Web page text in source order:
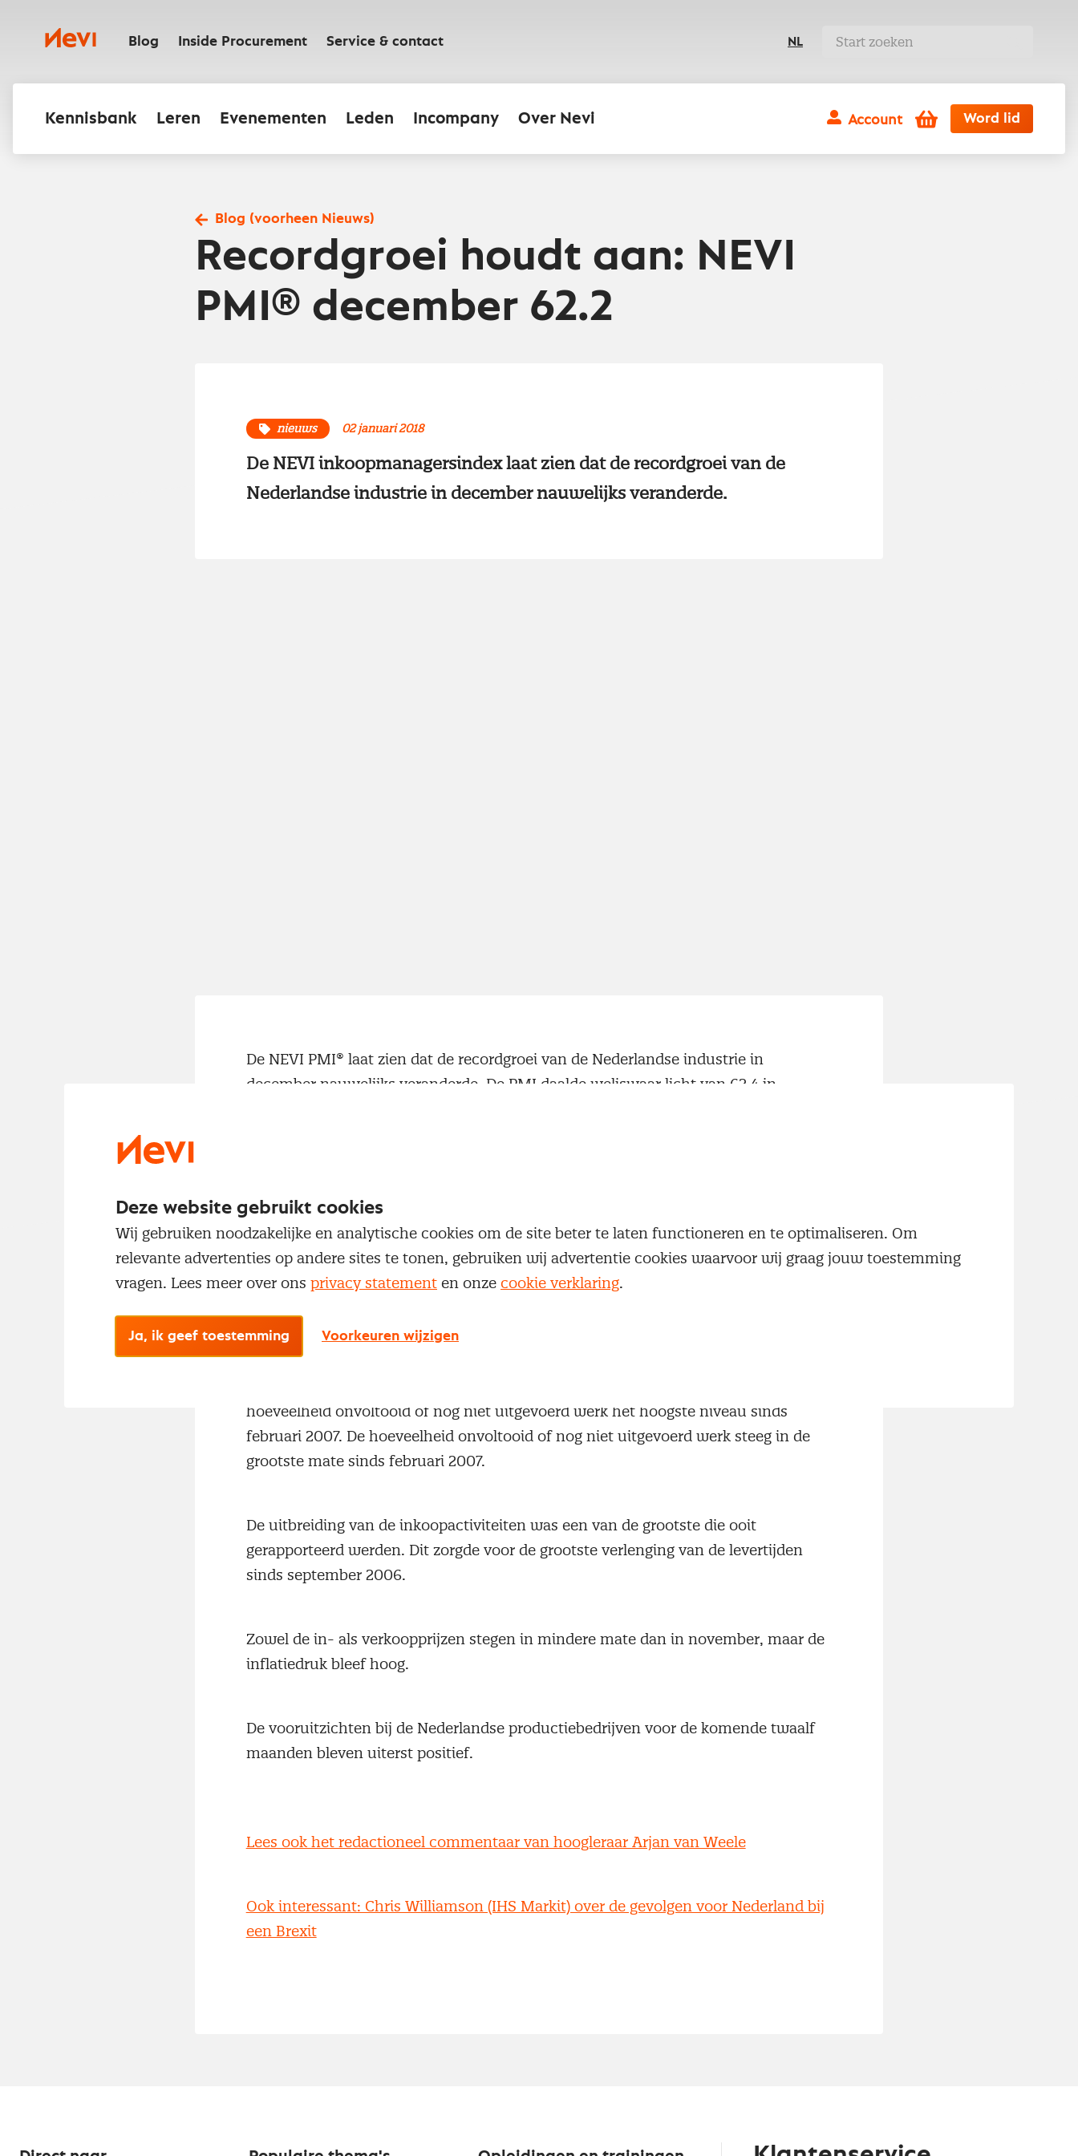
inhoudNevi Blog Inside Procurement Service & contact NL
Kennisbank Leren Evenementen Leden Incompany Over Nevi Account Winkelwagen
Word lid
Blog (voorheen Nieuws)
Recordgroei houdt aan: NEVI
PMI® december 62.2
nieuws 02 januari 2018
De NEVI inkoopmanagersindex laat zien dat de recordgroei van de
Nederlandse industrie in december nauwelijks veranderde.
De NEVI PMI® laat zien dat de recordgroei van de Nederlandse industrie in
december nauwelijks veranderde. De PMI daalde weliswaar licht van 62.4 in
De stijging van de productieomvang was slechts iets kleiner dan het recordniveau
van november en was daarmee de één na grootste die ooit gerapporteerd werd. De
nieuwe orders lieten de op drie na grootste stijging sinds het begin van het
onderzoek zien en de stijging van de exportorders werd alleen in april 2010
overtroffen.
De groei van de werkgelegenheid bereikte voor de derde maand op rij een
hoeveelheid onvoltooid of nog niet uitgevoerd werk het hoogste niveau sinds
februari 2007. De hoeveelheid onvoltooid of nog niet uitgevoerd werk steeg in de
grootste mate sinds februari 2007.
De uitbreiding van de inkoopactiviteiten was een van de grootste die ooit
gerapporteerd werden. Dit zorgde voor de grootste verlenging van de levertijden
sinds september 2006.
Zowel de in- als verkoopprijzen stegen in mindere mate dan in november, maar de
inflatiedruk bleef hoog.
De vooruitzichten bij de Nederlandse productiebedrijven voor de komende twaalf
maanden bleven uiterst positief.
Lees ook het redactioneel commentaar van hoogleraar Arjan van Weele
Ook interessant: Chris Williamson (IHS Markit) over de gevolgen voor Nederland bij
een Brexit
Deze website gebruikt cookies
Wij gebruiken noodzakelijke en analytische cookies om de site beter te laten functioneren en te optimaliseren. Om
relevante advertenties op andere sites te tonen, gebruiken wij advertentie cookies waarvoor wij graag jouw toestemming
vragen. Lees meer over ons privacy statement en onze cookie verklaring.
Ja, ik geef toestemming Voorkeuren wijzigen